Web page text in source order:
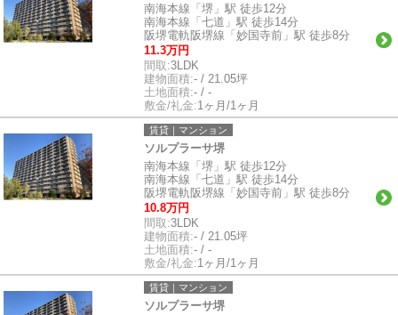
南海本線「堺」駅 徒歩12分
南海本線「七道」駅 徒歩14分
阪堺電軌阪堺線「妙国寺前」駅 徒歩8分
11.3万円
間取:3LDK
建物面積:- / 21.05坪
土地面積:- / -
敷金/礼金:1ヶ月/1ヶ月
賃貸｜マンション
ソルプラーサ堺
南海本線「堺」駅 徒歩12分
南海本線「七道」駅 徒歩14分
阪堺電軌阪堺線「妙国寺前」駅 徒歩8分
10.8万円
間取:3LDK
建物面積:- / 21.05坪
土地面積:- / -
敷金/礼金:1ヶ月/1ヶ月
賃貸｜マンション
ソルプラーサ堺